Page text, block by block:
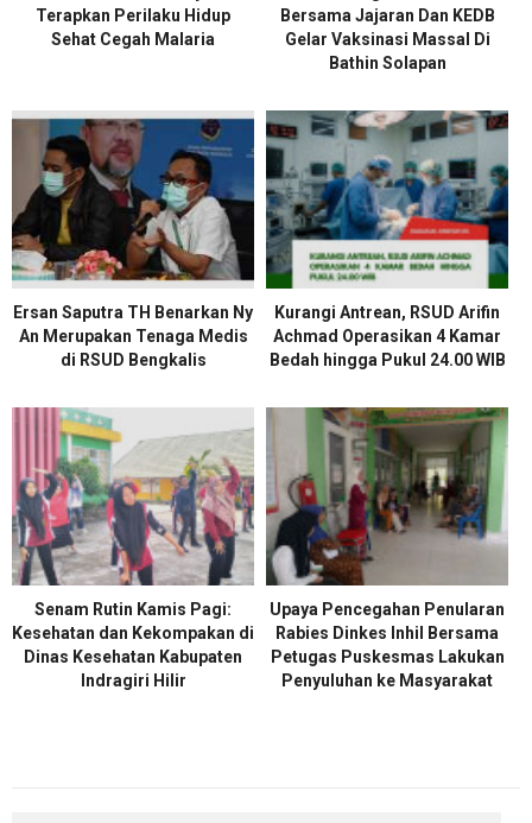
Terapkan Perilaku Hidup
Sehat Cegah Malaria
Bersama Jajaran Dan KEDB
Gelar Vaksinasi Massal Di
Bathin Solapan
Ersan Saputra TH Benarkan Ny
An Merupakan Tenaga Medis
di RSUD Bengkalis
Kurangi Antrean, RSUD Arifin
Achmad Operasikan 4 Kamar
Bedah hingga Pukul 24.00 WIB
Senam Rutin Kamis Pagi:
Kesehatan dan Kekompakan di
Dinas Kesehatan Kabupaten
Indragiri Hilir
Upaya Pencegahan Penularan
Rabies Dinkes Inhil Bersama
Petugas Puskesmas Lakukan
Penyuluhan ke Masyarakat